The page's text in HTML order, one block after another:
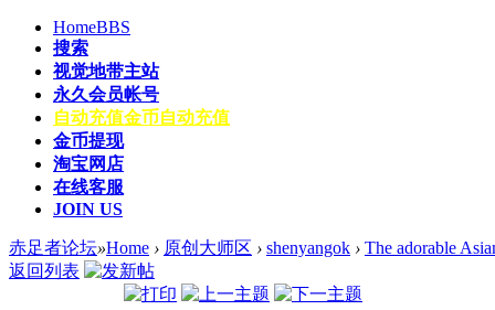
HomeBBS
搜索
视觉地带主站
永久会员帐号
自动充值金币自动充值
金币提现
淘宝网店
在线客服
JOIN US
赤足者论坛»Home › 原创大师区 › shenyangok › The adorable
返回列表